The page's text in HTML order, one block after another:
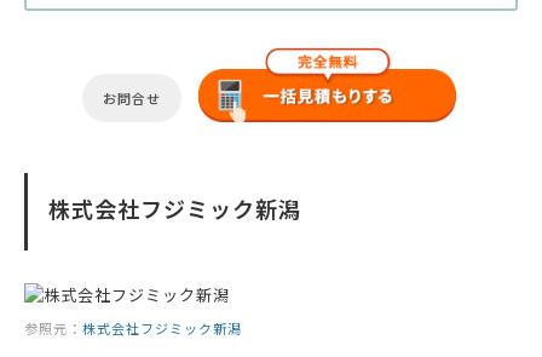
お問合せ
株式会社フジミック新潟
参照元： 株式会社フジミック新潟